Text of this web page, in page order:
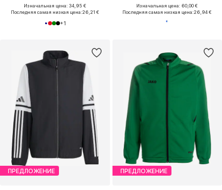
Изначальная цена: 34,95 €
Последняя самая низкая цена:26,21 €
+1
Изначальная цена: 60,00 €
Последняя самая низкая цена:26,94 €
ПРЕДЛОЖЕНИЕ ПРЕДЛОЖЕНИЕ